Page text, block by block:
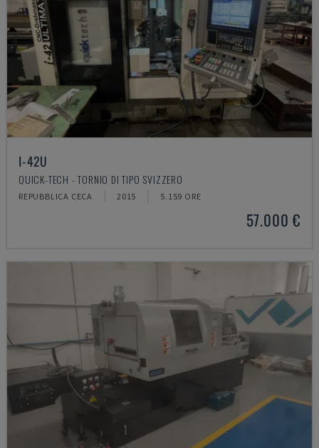
I-42U
QUICK-TECH - TORNIO DI TIPO SVIZZERO
REPUBBLICA CECA 2015 5.159 ORE
57.000 €